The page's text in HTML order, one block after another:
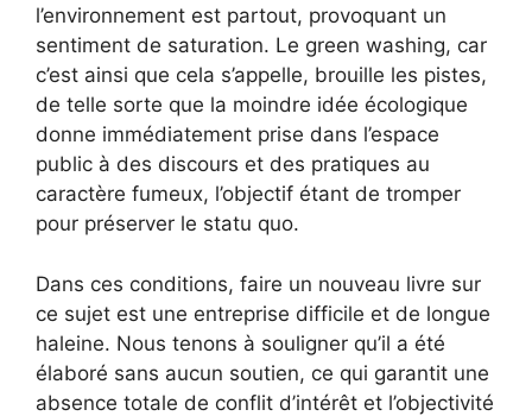
l’environnement est partout, provoquant un
sentiment de saturation. Le green washing, car
c’est ainsi que cela s’appelle, brouille les pistes,
de telle sorte que la moindre idée écologique
donne immédiatement prise dans l’espace
public à des discours et des pratiques au
caractère fumeux, l’objectif étant de tromper
pour préserver le statu quo.
Dans ces conditions, faire un nouveau livre sur
ce sujet est une entreprise difficile et de longue
haleine. Nous tenons à souligner qu’il a été
élaboré sans aucun soutien, ce qui garantit une
absence totale de conflit d’intérêt et l’objectivité